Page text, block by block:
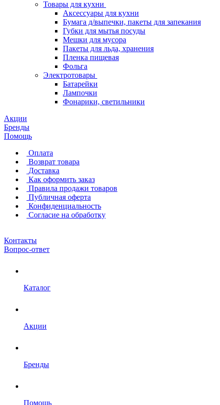
Товары для кухни
Аксессуары для кухни
Бумага д/выпечки, пакеты для запекания
Губки для мытья посуды
Мешки для мусора
Пакеты для льда, хранения
Пленка пищевая
Фольга
Электротовары
Батарейки
Лампочки
Фонарики, светильники
Акции
Бренды
Помощь
Оплата
Возврат товара
Доставка
Как оформить заказ
Правила продажи товаров
Публичная оферта
Конфиденциальность
Согласие на обработку
Контакты
Вопрос-ответ
Каталог
Акции
Бренды
Помощь